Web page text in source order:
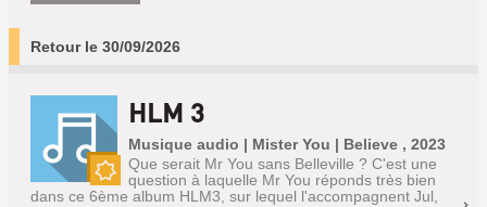
Retour le 30/09/2026
Nouveauté
HLM 3
Musique audio | Mister You | Believe , 2023
Que serait Mr You sans Belleville ? C'est une
question à laquelle Mr You réponds très bien
dans ce 6ème album HLM3, sur lequel l'accompagnent Jul,